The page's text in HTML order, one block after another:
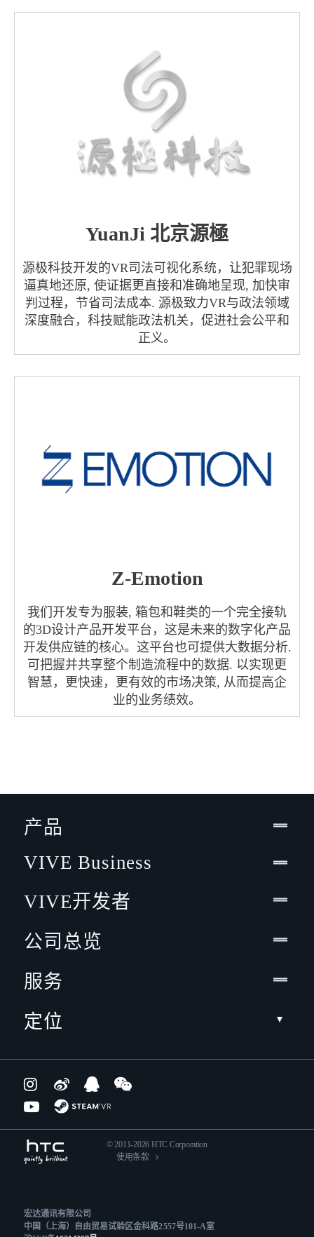
YuanJi 北京源極
源极科技开发的VR司法可视化系统，让犯罪现场
逼真地还原, 使证据更直接和准确地呈现, 加快审
判过程，节省司法成本. 源极致力VR与政法领域
深度融合，科技赋能政法机关，促进社会公平和
正义。
Z-Emotion
我们开发专为服装, 箱包和鞋类的一个完全接轨
的3D设计产品开发平台，这是未来的数字化产品
开发供应链的核心。这平台也可提供大数据分析.
可把握并共享整个制造流程中的数据. 以实现更
智慧，更快速，更有效的市场决策, 从而提高企
业的业务绩效。
产品
VIVE Business
VIVE开发者
公司总览
服务
定位
© 2011-2026 HTC Corporation
使用条款
宏达通讯有限公司
中国（上海）自由贸易试验区金科路2557号101-A室